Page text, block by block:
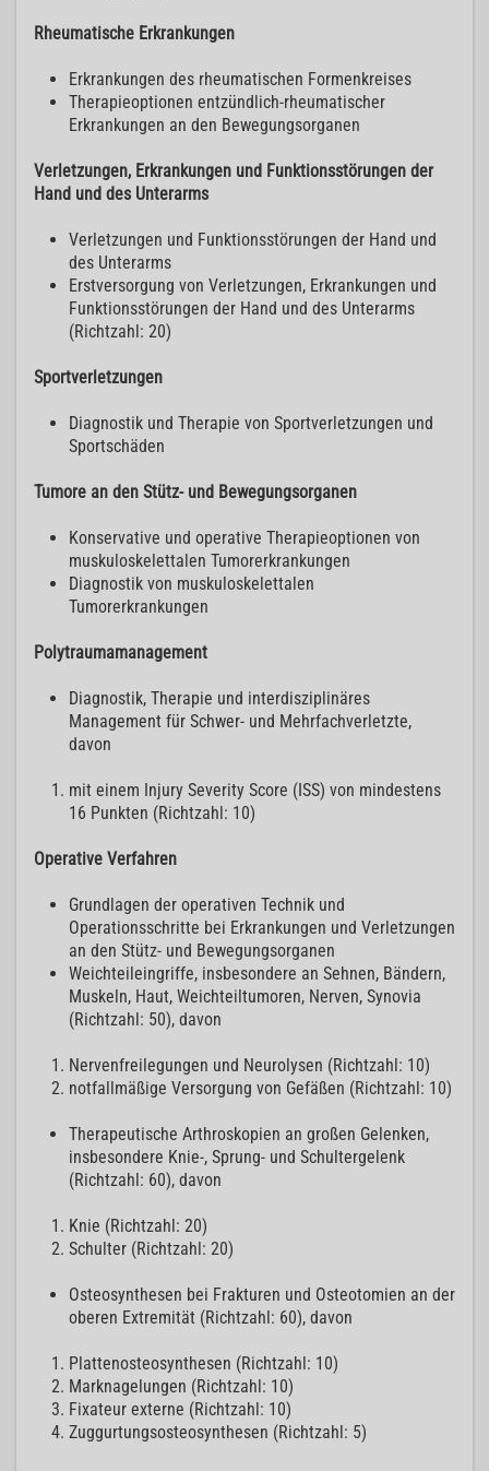
Rheumatische Erkrankungen
Erkrankungen des rheumatischen Formenkreises
Therapieoptionen entzündlich-rheumatischer
Erkrankungen an den Bewegungsorganen
Verletzungen, Erkrankungen und Funktionsstörungen der
Hand und des Unterarms
Verletzungen und Funktionsstörungen der Hand und
des Unterarms
Erstversorgung von Verletzungen, Erkrankungen und
Funktionsstörungen der Hand und des Unterarms
(Richtzahl: 20)
Sportverletzungen
Diagnostik und Therapie von Sportverletzungen und
Sportschäden
Tumore an den Stütz- und Bewegungsorganen
Konservative und operative Therapieoptionen von
muskuloskelettalen Tumorerkrankungen
Diagnostik von muskuloskelettalen
Tumorerkrankungen
Polytraumamanagement
Diagnostik, Therapie und interdisziplinäres
Management für Schwer- und Mehrfachverletzte,
davon
mit einem Injury Severity Score (ISS) von mindestens
16 Punkten (Richtzahl: 10)
Operative Verfahren
Grundlagen der operativen Technik und
Operationsschritte bei Erkrankungen und Verletzungen
an den Stütz- und Bewegungsorganen
Weichteileingriffe, insbesondere an Sehnen, Bändern,
Muskeln, Haut, Weichteiltumoren, Nerven, Synovia
(Richtzahl: 50), davon
Nervenfreilegungen und Neurolysen (Richtzahl: 10)
notfallmäßige Versorgung von Gefäßen (Richtzahl: 10)
Therapeutische Arthroskopien an großen Gelenken,
insbesondere Knie-, Sprung- und Schultergelenk
(Richtzahl: 60), davon
Knie (Richtzahl: 20)
Schulter (Richtzahl: 20)
Osteosynthesen bei Frakturen und Osteotomien an der
oberen Extremität (Richtzahl: 60), davon
Plattenosteosynthesen (Richtzahl: 10)
Marknagelungen (Richtzahl: 10)
Fixateur externe (Richtzahl: 10)
Zuggurtungsosteosynthesen (Richtzahl: 5)